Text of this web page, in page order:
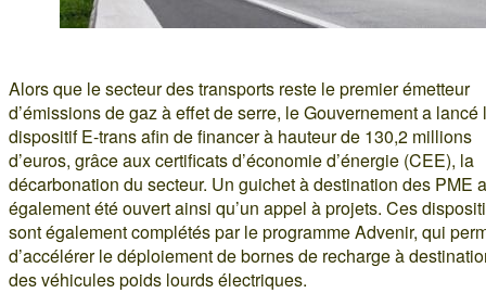
Alors que le secteur des transports reste le premier émetteur
d’émissions de gaz à effet de serre, le Gouvernement a lancé
dispositif E-trans afin de financer à hauteur de 130,2 millions
d’euros, grâce aux certificats d’économie d’énergie (CEE), la
décarbonation du secteur. Un guichet à destination des PME a
également été ouvert ainsi qu’un appel à projets. Ces
sont également complétés par le programme Advenir, qui
d’accélérer le déploiement de bornes de recharge à
des véhicules poids lourds électriques.